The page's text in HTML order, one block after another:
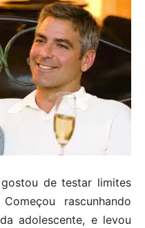
de testar limites
rascunhando
adolescente, e levou